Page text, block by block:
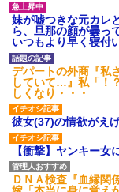
【衝撃】報酬100万
募集がこちらｗｗｗ
あり)
【ネット騒然】惨
ワマン頂き女子のこの
げえええええｗｗｗ
ｗｗｗ
【愕然】白のクラウ
高速道路左車線を制限
った結果
百年の恋12-899 食
張り合ってくる
【悲報】佐藤輝明・
でも盛大にやらかす←
しませないでくれ
妹が嘘つきな元カレ
ら、旦那の顔が曇っ
いつもより早く寝
デパートの外商『私
していて…』私「！
しくなり・・・
彼女(37)の情欲がえ
【衝撃】ヤンキー
ＤＮＡ検査『血縁関